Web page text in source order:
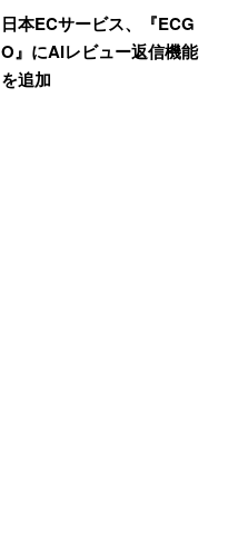
日本ECサービス、『ECG
O』にAIレビュー返信機能
を追加